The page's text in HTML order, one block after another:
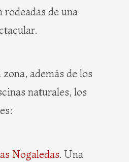
de una
además de los
naturales, los
Nogaledas. Una